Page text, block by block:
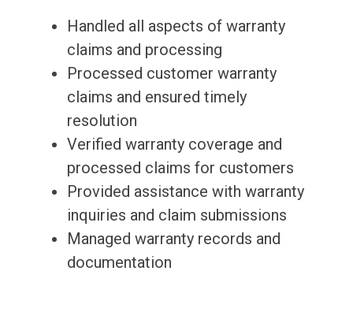
Handled all aspects of warranty
claims and processing
Processed customer warranty
claims and ensured timely
resolution
Verified warranty coverage and
processed claims for customers
Provided assistance with warranty
inquiries and claim submissions
Managed warranty records and
documentation